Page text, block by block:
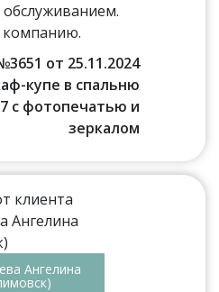
от 25.11.2024
купе в спальню
с фотопечатью и
зеркалом
Ангелина